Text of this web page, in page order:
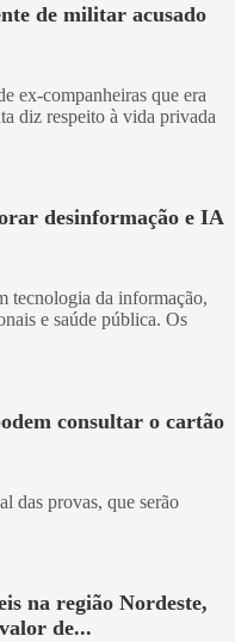
de militar acusado
ex-companheiras que era
diz respeito à vida privada
desinformação e IA
tecnologia da informação,
e saúde pública. Os
consultar o cartão
das provas, que serão
na região Nordeste,
de...